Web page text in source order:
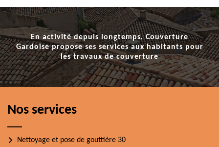
En activité depuis longtemps, Couverture
Gardoise propose ses services aux habitants pour
lestravaux de couverture
Nos services
Nettoyage et pose de gouttière 30